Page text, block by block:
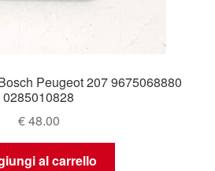
Peugeot 207 9675068880
0285010828
€48.00
al carrello